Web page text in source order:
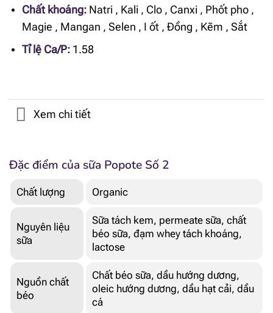
Chất khoáng: Natri, Kali, Clo, Canxi, Phốt pho,
Magie , Mangan , Selen , I ốt, Đồng , Kẽm , Sắt
Tỉ lệ Ca/P:1.58
Xem chi tiết
Đặc điểm của sữa Popote Số 2
Chất lượng Organic
Nguyên liệu
sữa
Sữa tách kem, permeate sữa, chất
béo sữa, đạm whey tách khoáng,
lactose
Nguồn chất
béo
Chất béo sữa, dầu hướng dương,
oleic hướng dương, dầu hạt cải, dầu
cá